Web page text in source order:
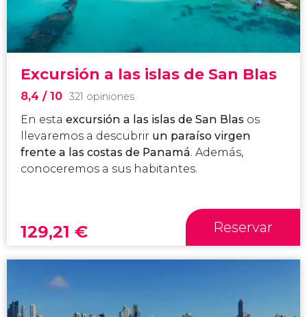
Excursión a las islas de San Blas
8,4 / 10 321 opiniones
En esta excursión a las islas de San Blas os
llevaremos a descubrir un paraíso virgen
frente a las costas de Panamá. Además,
conoceremos a sus habitantes.
129,21 € Reservar